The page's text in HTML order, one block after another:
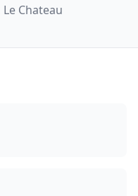
Chateau